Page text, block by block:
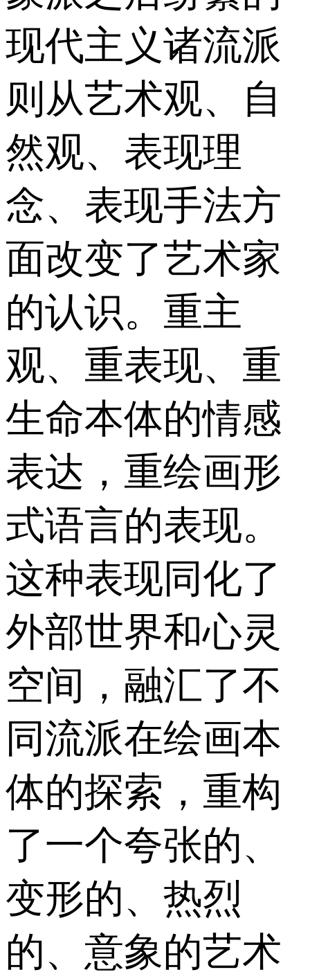
现代主义诸流派
则从艺术观、自
然观、表现理
念、表现手法方
面改变了艺术家
的认识。重主
观、重表现、重
生命本体的情感
表达，重绘画形
式语言的表现。
这种表现同化了
外部世界和心灵
空间，融汇了不
同流派在绘画本
体的探索，重构
了一个夸张的、
变形的、热烈
的、意象的艺术